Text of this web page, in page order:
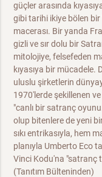
güçler arasında
gibi tarihi ikiye bölen
macerası. Bir yanda
gizli ve sır dolu bir
mitolojiye, felsefeden
kıyasıya bir
uluslu şirketlerin
1970'lerde şekillenen
"canlı bir satranç
olup bitenlere de yeni
sıkı entrikasıyla, hem
planıyla Umberto Eco
Vinci Kodu'na "satranç
(Tanıtım Bülteninden)